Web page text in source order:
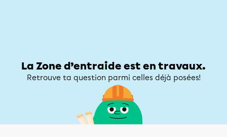
La Zone d’entraide est en travaux.
Retrouve ta question parmi celles déjà posées!